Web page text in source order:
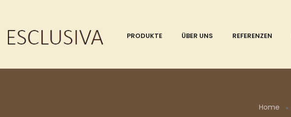
PRODUKTE ÜBER UNS REFERENZEN
Home